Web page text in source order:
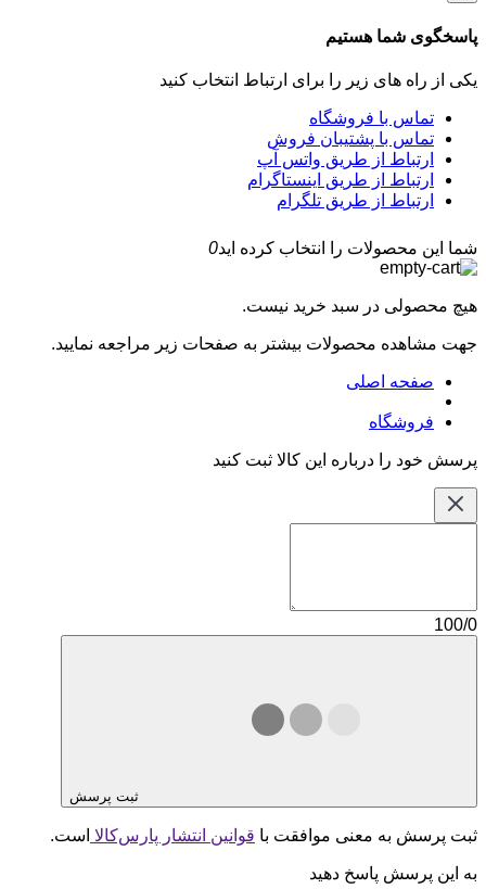
پاسخگوی شما هستیم
یکی از راه های زیر را برای ارتباط انتخاب کنید
تماس با فروشگاه
تماس با پشتیبان فروش
ارتباط از طریق واتس آپ
ارتباط از طریق اینستاگرام
ارتباط از طریق تلگرام
شما این محصولات را انتخاب کرده اید0
هیچ محصولی در سبد خرید نیست.
جهت مشاهده محصولات بیشتر به صفحات زیر مراجعه نمایید.
صفحه اصلی
فروشگاه
پرسش خود را درباره این کالا ثبت کنید
100/0
ثبت پرسش
ثبت پرسش به معنی موافقت با قوانین انتشار پارس‌کالا است.
به این پرسش پاسخ دهید